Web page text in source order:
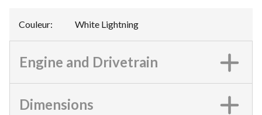
Couleur: White Lightning
Engine and Drivetrain
Dimensions